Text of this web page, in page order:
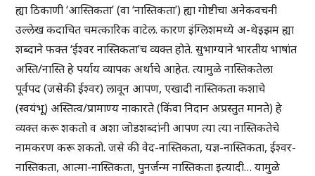
ह्या ठिकाणी ‘आस्तिकता’ (वा ‘नास्तिकता’) ह्या गोष्टीचा अनेकवचनी
उल्लेख कदाचित चमत्कारिक वाटेल. कारण इंग्लिशमध्ये अ-थेइझम ह्या
शब्दाने फक्त ‘ईश्वर नास्तिकता’च व्यक्त होते. सुभाग्याने भारतीय भाषांत
अस्ति/नास्ति हे पर्याय व्यापक अर्थाचे आहेत. त्यामुळे नास्तिकतेला
पूर्वपद (जसेकी ईश्वर) लावून आपण, एखादी नास्तिकता कशाचे
(स्वयंभू) अस्तित्व/प्रामाण्य नाकारते (किंवा निदान अप्रस्तुत मानते) हे
व्यक्त करू शकतो व अशा जोडशब्दांनी आपण त्या त्या नास्तिकतेचे
नामकरण करू शकतो. जसे की वेद-नास्तिकता, यज्ञ-नास्तिकता, ईश्वर-
नास्तिकता, आत्मा-नास्तिकता, पुनर्जन्म नास्तिकता इत्यादी… यामुळे